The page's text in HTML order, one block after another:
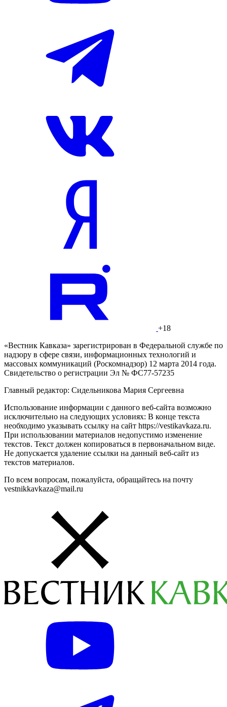
+18
«Вестник Кавказа» зарегистрирован в Федеральной службе по
надзору в сфере связи, информационных технологий и
массовых коммуникаций (Роскомнадзор) 12 марта 2014 года.
Свидетельство о регистрации Эл № ФС77-57235
Главный редактор: Сидельникова Мария Сергеевна
Использование информации с данного веб-сайта возможно
исключительно на следующих условиях: В конце текста
необходимо указывать ссылку на сайт https://vestikavkaza.ru.
При использовании материалов недопустимо изменение
текстов. Текст должен копироваться в первоначальном виде.
Не допускается удаление ссылки на данный веб-сайт из
текстов материалов.
По всем вопросам, пожалуйста, обращайтесь на почту
vestnikkavkaza@mail.ru